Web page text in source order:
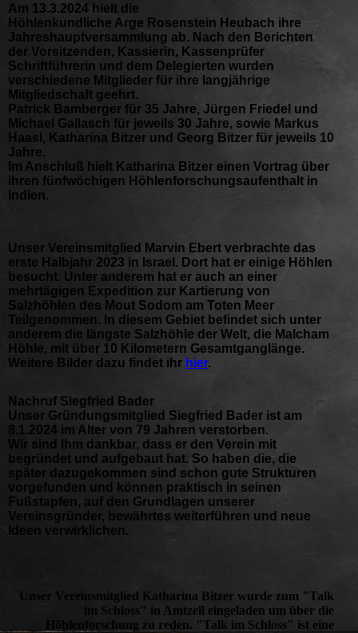
Am 13.3.2024 hielt die
Höhlenkundliche Arge Rosenstein Heubach ihre
Jahreshauptversammlung ab. Nach den Berichten
der Vorsitzenden, Kassierin, Kassenprüfer
Schriftführerin und dem Delegierten wurden
verschiedene Mitglieder für ihre langjährige
Mitgliedschaft geehrt.
Patrick Bamberger für 35 Jahre, Jürgen Friedel und
Michael Gallasch für jeweils 30 Jahre, sowie Markus
Haasl, Katharina Bitzer und Georg Bitzer für jeweils 10
Jahre.
Im Anschluß hielt Katharina Bitzer einen Vortrag über
ihren fünfwöchigen Höhlenforschungsaufenthalt in
Indien.
Unser Vereinsmitglied Marvin Ebert verbrachte das
erste Halbjahr 2023 in Israel. Dort hat er einige Höhlen
besucht. Unter anderem hat er auch an einer
mehrtägigen Expedition zur Kartierung von
Salzhöhlen des Mout Sodom am Toten Meer
Teilgenommen. In diesem Gebiet befindet sich unter
anderem die längste Salzhöhle der Welt, die Malcham
Höhle, mit über 10 Kilometern Gesamtganglänge.
Weitere Bilder dazu findet ihr hier.
Nachruf Siegfried Bader
Unser Gründungsmitglied Siegfried Bader ist am
8.1.2024 im Alter von 79 Jahren verstorben.
Wir sind Ihm dankbar, dass er den Verein mit
begründet und aufgebaut hat. So haben die, die
später dazugekommen sind schon gute Strukturen
vorgefunden und können praktisch in seinen
Fußstapfen, auf den Grundlagen unserer
Vereinsgründer, bewährtes weiterführen und neue
Ideen verwirklichen.
Unser Vereinsmitglied Katharina Bitzer wurde zum "Talk
im Schloss" in Amtzell eingeladen um über die
Höhlenforschung zu reden. "Talk im Schloss" ist eine